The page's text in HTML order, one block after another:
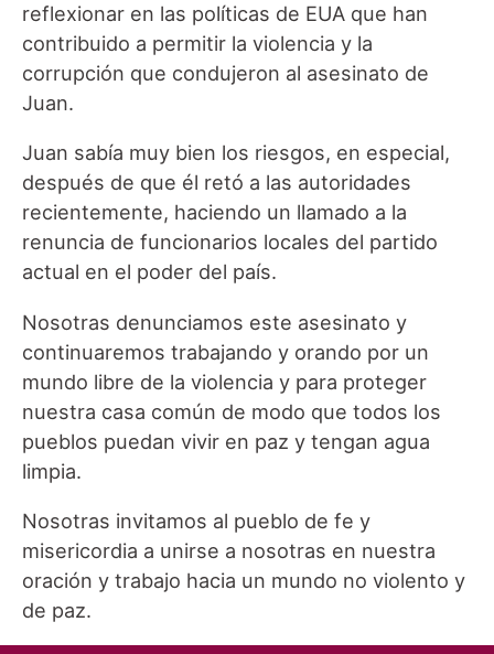
reflexionar en las políticas de EUA que han
contribuido a permitir la violencia y la
corrupción que condujeron al asesinato de
Juan.
Juan sabía muy bien los riesgos, en especial,
después de que él retó a las autoridades
recientemente, haciendo un llamado a la
renuncia de funcionarios locales del partido
actual en el poder del país.
Nosotras denunciamos este asesinato y
continuaremos trabajando y orando por un
mundo libre de la violencia y para proteger
nuestra casa común de modo que todos los
pueblos puedan vivir en paz y tengan agua
limpia.
Nosotras invitamos al pueblo de fe y
misericordia a unirse a nosotras en nuestra
oración y trabajo hacia un mundo no violento y
de paz.